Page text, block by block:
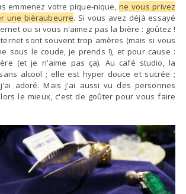
emmenez votre pique-nique,ne vous privez
une bièraubeurre. Si vous avez déjà essayé
ou si vous n'aimez pas la bière : goûtez !
sont souvent trop amères (mais si vous
sous le coude, je prends !), et pour cause :
(et je n'aime pas ça). Au café studio, la
alcool ; elle est hyper douce et sucrée ;
adoré. Mais j'ai aussi vu des personnes
le mieux, c'est de goûter pour vous faire